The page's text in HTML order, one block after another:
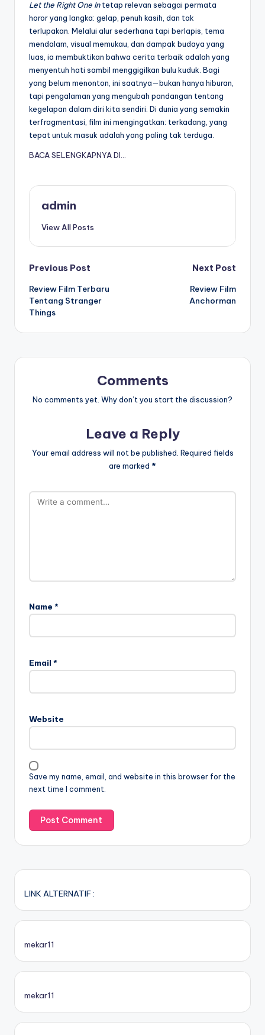
Let the Right One Intetap relevan sebagai permata
horor yang langka: gelap, penuh kasih, dan tak
terlupakan. Melalui alur sederhana tapi berlapis, tema
mendalam, visual memukau, dan dampak budaya yang
luas, ia membuktikan bahwa cerita terbaik adalah yang
menyentuh hati sambil menggigilkan bulu kuduk. Bagi
yang belum menonton, ini saatnya—bukan hanya hiburan,
tapi pengalaman yang mengubah pandangan tentang
kegelapan dalam diri kita sendiri. Di dunia yang semakin
terfragmentasi, film ini mengingatkan: terkadang, yang
tepat untuk masuk adalah yang paling tak terduga.
BACA SELENGKAPNYA DI…
admin
View All Posts
Post
navigation
Previous Post
Review Film Terbaru
Tentang Stranger
Things
Next Post
Review Film
Anchorman
Comments
No comments yet. Why don’t you start the discussion?
Leave a Reply
Your email address will not be published. Required fields
are marked *
Name *
Email *
Website
Save my name, email, and website in this browser for the
next time I comment.
LINK ALTERNATIF :
mekar11
mekar11